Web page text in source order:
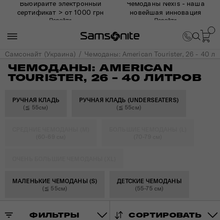
Выбирайте электронный
сертификат > от 1000 грн
Перейти
Чемоданы Nexis - наша
новейшая инновация
Перейти
Самсонайт (Украина) Чемоданы: American Tourister, 26 - 40
ЧЕМОДАНЫ: AMERICAN
TOURISTER, 26 - 40 ЛИТРОВ
РУЧНАЯ КЛАДЬ
(≦ 55см)
РУЧНАЯ КЛАДЬ (UNDERSEATERS)
(≦ 55см)
МАЛЕНЬКИЕ ЧЕМОДАНЫ (S)
(≦ 55см)
ДЕТСКИЕ ЧЕМОДАНЫ
(55-75 см)
ФИЛЬТРЫ СОРТИРОВАТЬ